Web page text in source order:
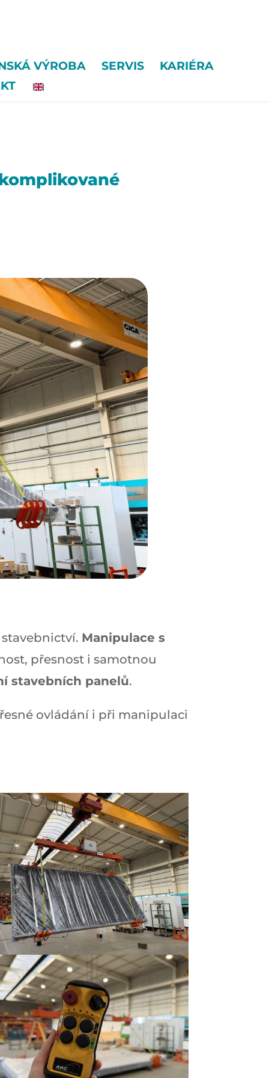
VÝROBA SERVIS
KARIÉRA
Manipulace s
přesnost i samotnou
stavebních panelů.
ovládání i při manipulaci